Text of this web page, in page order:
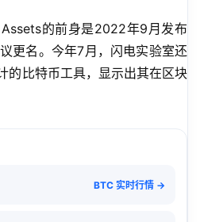
的前身是2022年9月发布
更名。今年7月，闪电实验室还
的比特币工具，显示出其在区块
BTC 实时行情 →